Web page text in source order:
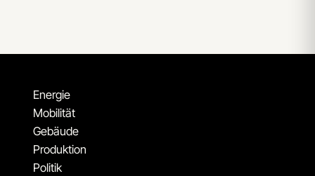
Energie
Mobilität
Gebäude
Produktion
Politik